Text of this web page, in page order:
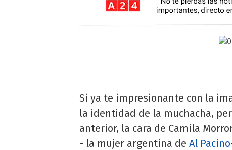
Si ya te impresionante con la
la identidad de la muchacha,
anterior, la cara de Camila
- la mujer argentina de Al Pacino